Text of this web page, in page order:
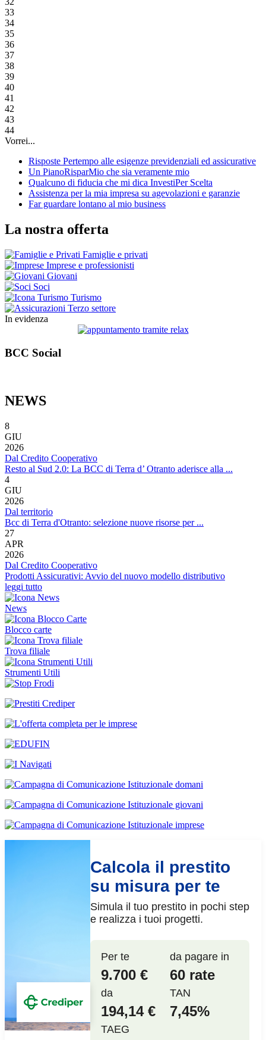
33
34
35
36
37
38
39
40
41
42
43
44
Vorrei...
Risposte Pertempo alle esigenze previdenziali ed assicurative
Un PianoRisparMio che sia veramente mio
Qualcuno di fiducia che mi dica InvestiPer Scelta
Assistenza per la mia impresa su agevolazioni e garanzie
Far guardare lontano al mio business
La nostra offerta
Famiglie e privati
Imprese e professionisti
Giovani
Soci
Turismo
Terzo settore
In evidenza
BCC Social
NEWS
8
GIU
2026
Dal Credito Cooperativo
Resto al Sud 2.0: La BCC di Terra d’ Otranto aderisce alla ...
4
GIU
2026
Dal territorio
Bcc di Terra d'Otranto: selezione nuove risorse per ...
27
APR
2026
Dal Credito Cooperativo
Prodotti Assicurativi: Avvio del nuovo modello distributivo
leggi tutto
News
Blocco carte
Trova filiale
Strumenti Utili